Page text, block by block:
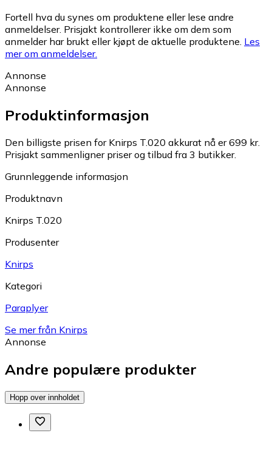
Fortell hva du synes om produktene eller lese andre
anmeldelser. Prisjakt kontrollerer ikke om dem som
anmelder har brukt eller kjøpt de aktuelle produktene. Les
mer om anmeldelser.
Annonse
Annonse
Produktinformasjon
Den billigste prisen for Knirps T.020 akkurat nå er 699 kr.
Prisjakt sammenligner priser og tilbud fra 3 butikker.
Grunnleggende informasjon
Produktnavn
Knirps T.020
Produsenter
Knirps
Kategori
Paraplyer
Se mer från Knirps
Annonse
Andre populære produkter
Hopp over innholdet